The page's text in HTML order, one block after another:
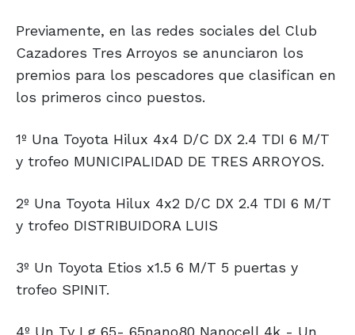
Previamente, en las redes sociales del Club
Cazadores Tres Arroyos se anunciaron los
premios para los pescadores que clasifican en
los primeros cinco puestos.
1º Una Toyota Hilux 4x4 D/C DX 2.4 TDI 6 M/T
y trofeo MUNICIPALIDAD DE TRES ARROYOS.
2º Una Toyota Hilux 4x2 D/C DX 2.4 TDI 6 M/T
y trofeo DISTRIBUIDORA LUIS
3º Un Toyota Etios x1.5 6 M/T 5 puertas y
trofeo SPINIT.